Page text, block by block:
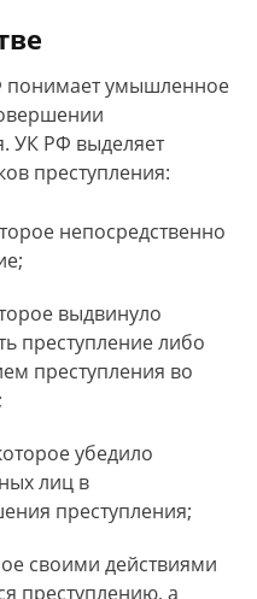
понимает умышленное
УК РФ выделяет
преступления:
непосредственно
выдвинуло
преступление либо
преступления во
убедило
лиц в
преступления;
своими действиями
преступлению, а